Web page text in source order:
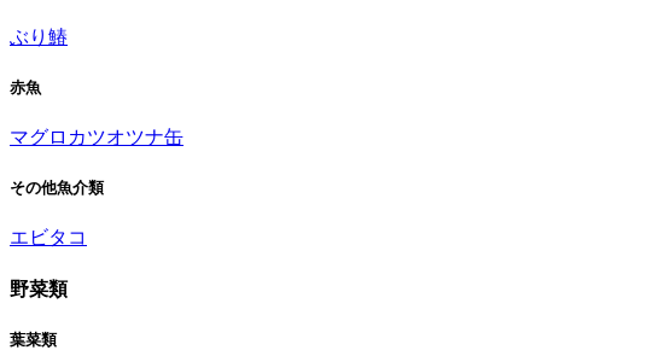
ぶり 鰆
赤魚
マグロ カツオツナ缶
その他魚介類
エビタコ
野菜類
葉菜類